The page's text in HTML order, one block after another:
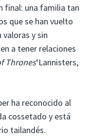
final: una familia tan
que se han vuelto
y sin
a tener relaciones
Thrones‘Lannisters,
ha reconocido al
cossetado y está
tailandés.